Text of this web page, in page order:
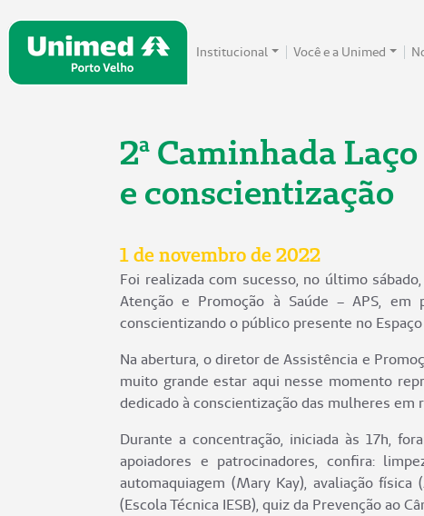
Institucional Você e a Unimed
2ª Caminhada
e conscientização
1 de novembro de 2022
Foi realizada com sucesso, no último
Atenção e Promoção à Saúde – APS,
conscientizando o público presente no
Na abertura, o diretor de Assistência e
muito grande estar aqui nesse momento
dedicado à conscientização das mulheres em
Durante a concentração, iniciada às 17h,
apoiadores e patrocinadores, confira:
automaquiagem (Mary Kay), avaliação
(Escola Técnica IESB), quiz da Prevenção ao